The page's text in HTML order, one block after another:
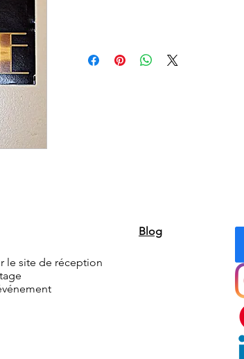
le site de réception
Blog